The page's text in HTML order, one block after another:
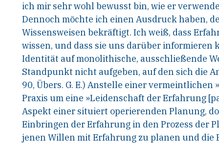
ich mir sehr wohl bewusst bin, wie er
Dennoch möchte ich einen Ausdruck haben,
Wissensweisen bekräftigt. Ich weiß, dass
wissen, und dass sie uns darüberinformieren
Identität auf monolithische, ausschließende
Standpunkt nicht aufgeben, aufden sich die
90, Übers. G. E.) Anstelle einervermeintlichen
Praxis um eine »Leidenschaft der Erfahrung
Aspekt einer situiert operierenden Planung,
Einbringen der Erfahrung in den Prozess der
jenen Willen mit Erfahrung zu planen und die